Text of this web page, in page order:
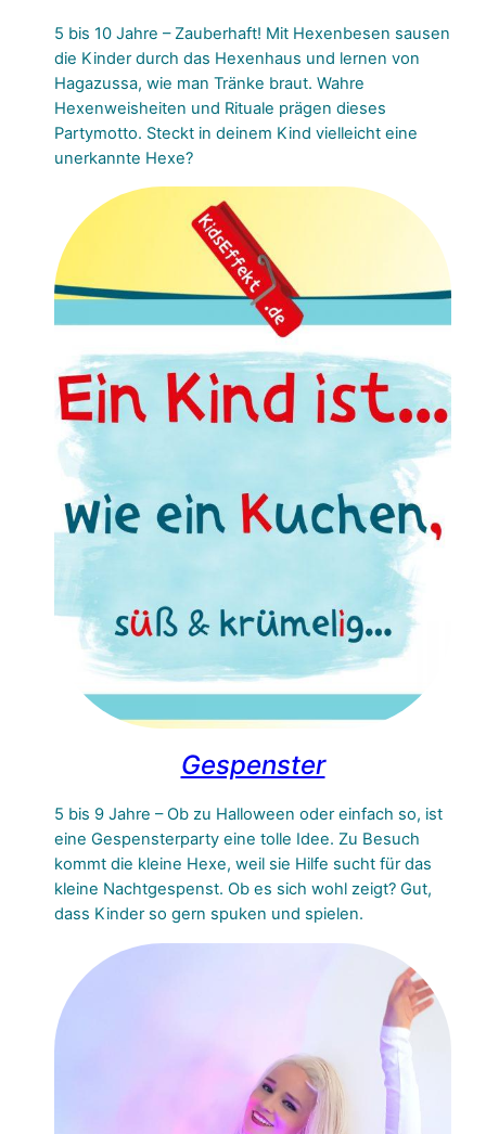
5 bis 10 Jahre – Zauberhaft! Mit Hexenbesen sausen
die Kinder durch das Hexenhaus und lernen von
Hagazussa, wie man Tränke braut. Wahre
Hexenweisheiten und Rituale prägen dieses
Partymotto. Steckt in deinem Kind vielleicht eine
unerkannte Hexe?
Gespenster
5 bis 9 Jahre – Ob zu Halloween oder einfach so, ist
eine Gespensterparty eine tolle Idee. Zu Besuch
kommt die kleine Hexe, weil sie Hilfe sucht für das
kleine Nachtgespenst. Ob es sich wohl zeigt? Gut,
dass Kinder so gern spuken und spielen.